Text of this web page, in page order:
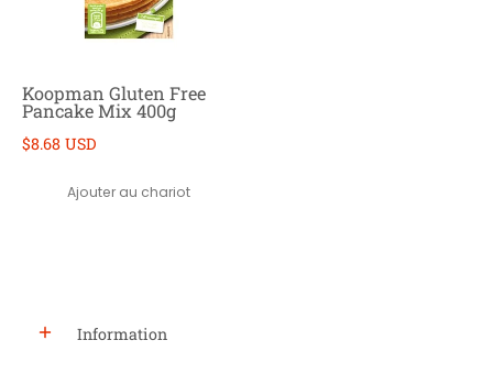
Koopman Gluten Free
Pancake Mix 400g
$8.68 USD
Ajouter au chariot
Information